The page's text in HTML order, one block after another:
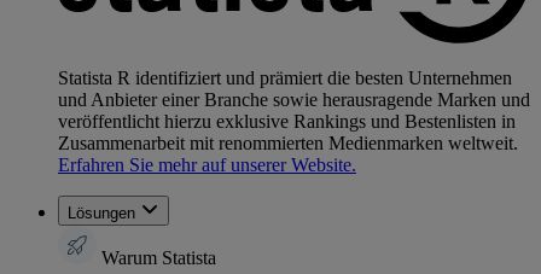
Statista R identifiziert und prämiert die besten Unternehmen
und Anbieter einer Branche sowie herausragende Marken und
veröffentlicht hierzu exklusive Rankings und Bestenlisten in
Zusammenarbeit mit renommierten Medienmarken weltweit.
Erfahren Sie mehr auf unserer Website.
Lösungen
Warum Statista